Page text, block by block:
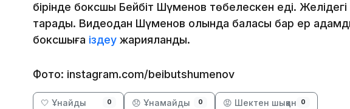
бірінде боксшы Бейбіт Шүменов төбелескен еді.
тарады. Видеодан Шүменов қолында баласы бар ер адамды
боксшыға іздеу жарияланды.
Фото: instagram.com/beibutshumenov
🤍 Ұнайды 0 😞 Ұнамайды 0 😡 Шектен шыққан 0